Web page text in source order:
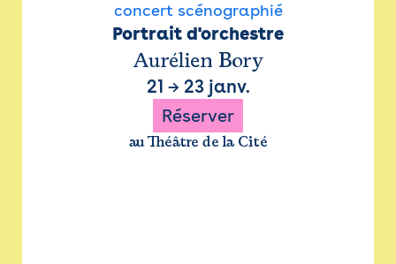
concert scénographié
Portrait d'orchestre
Aurélien Bory
21 → 23 janv.
Réserver
au Théâtre de la Cité